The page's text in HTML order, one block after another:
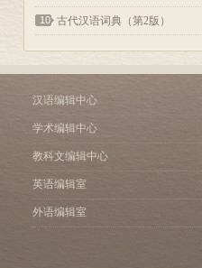
10 古代汉语词典（第2版）
汉语编辑中心
学术编辑中心
教科文编辑中心
英语编辑室
外语编辑室